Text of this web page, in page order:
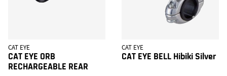
CAT EYE
CAT EYE ORB
RECHARGEABLE REAR
CAT EYE
CAT EYE BELL Hibiki Silver